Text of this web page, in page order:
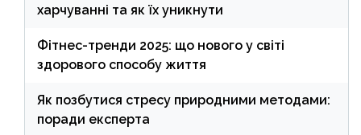
харчуванні та як їх уникнути
Фітнес-тренди 2025: що нового у світі
здорового способу життя
Як позбутися стресу природними методами:
поради експерта